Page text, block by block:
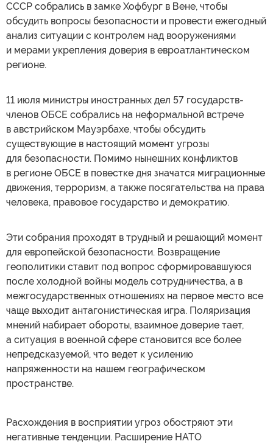
СССР собрались в замке Хофбург в Вене, чтобы
обсудить вопросы безопасности и провести ежегодный
анализ ситуации с контролем над вооружениями
и мерами укрепления доверия в евроатлантическом
регионе.
11 июля министры иностранных дел 57 государств-
членов ОБСЕ собрались на неформальной встрече
в австрийском Мауэрбахе, чтобы обсудить
существующие в настоящий момент угрозы
для безопасности. Помимо нынешних конфликтов
в регионе ОБСЕ в повестке дня значатся миграционные
движения, терроризм, а также посягательства на права
человека, правовое государство и демократию.
Эти собрания проходят в трудный и решающий момент
для европейской безопасности. Возвращение
геополитики ставит под вопрос сформировавшуюся
после холодной войны модель сотрудничества, а в
межгосударственных отношениях на первое место все
чаще выходит антагонистическая игра. Поляризация
мнений набирает обороты, взаимное доверие тает,
а ситуация в военной сфере становится все более
непредсказуемой, что ведет к усилению
напряженности на нашем географическом
пространстве.
Расхождения в восприятии угроз обостряют эти
негативные тенденции. Расширение НАТО